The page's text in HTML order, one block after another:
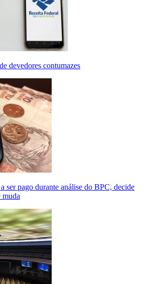
devedores contumazes
ser pago durante análise do BPC, decide
muda